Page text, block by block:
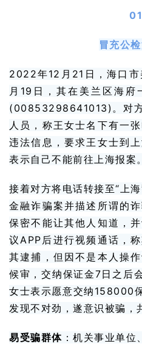
01
冒充公
2022年12月21日，海口
月19日，其在美兰区海府
(00853298641013)。对
人员，称王女士名下有一
违法信息，要求王女士到
表示自己不能前往上海报案。
接着对方将电话转接至“上
金融诈骗案并描述所谓的
保密不能让其他人知道，
议APP后进行视频通话，
其逮捕，但因不是本人操
候审 ，交纳保证金7日之后
女士表示愿意交纳158000
发现不对劲，遂意识被骗，
易受骗群体 ：机关事业单位